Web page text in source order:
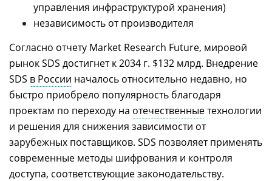
управления инфраструктурой хранения)
независимость от производителя
Согласно отчету Market Research Future, мировой
рынок SDS достигнет к 2034 г. $132 млрд. Внедрение
SDS в России началось относительно недавно, но
быстро приобрело популярность благодаря
проектам по переходу на отечественныетехнологии
и решения для снижения зависимости от
зарубежных поставщиков. SDS позволяет применять
современные методы шифрования и контроля
доступа, соответствующие законодательству.